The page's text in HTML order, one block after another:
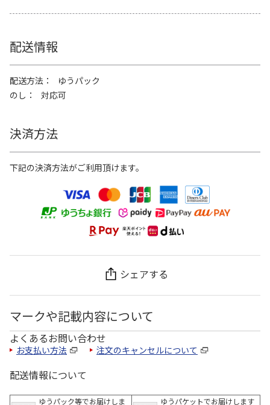
配送情報
配送方法
ゆうパック
のし
対応可
決済方法
下記の決済方法がご利用頂けます。
シェアする
マークや記載内容について
よくあるお問い合わせ
お支払い方法 注文のキャンセルについて
配送情報について
ゆうパック等でお届けしま
ゆうパケットでお届けします